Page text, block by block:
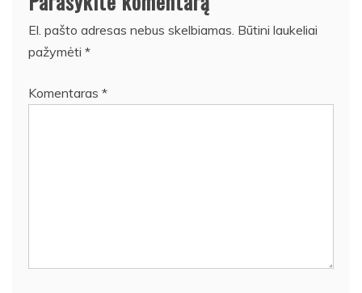
El. pašto adresas nebus skelbiamas. Būtini laukeliai
pažymėti *
Komentaras *